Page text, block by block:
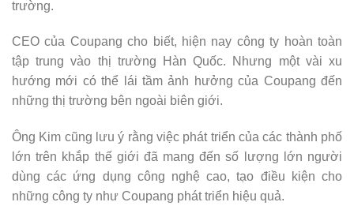
trường.
CEO của Coupang cho biết, hiện nay công ty hoàn toàn
tập trung vào thị trường Hàn Quốc. Nhưng một vài xu
hướng mới có thể lái tầm ảnh hưởng của Coupang đến
những thị trường bên ngoài biên giới.
Ông Kim cũng lưu ý rằng việc phát triển của các thành phố
lớn trên khắp thế giới đã mang đến số lượng lớn người
dùng các ứng dụng công nghệ cao, tạo điều kiện cho
những công ty như Coupang phát triển hiệu quả.